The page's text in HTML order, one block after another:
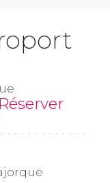
Réserver